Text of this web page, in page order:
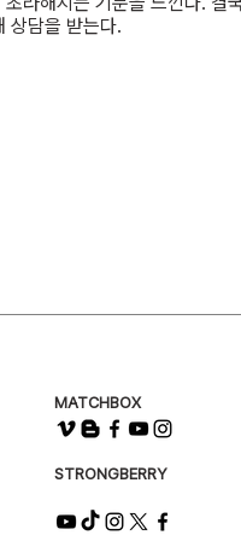
상담을 받는다.
MATCHBOX
STRONGBERRY